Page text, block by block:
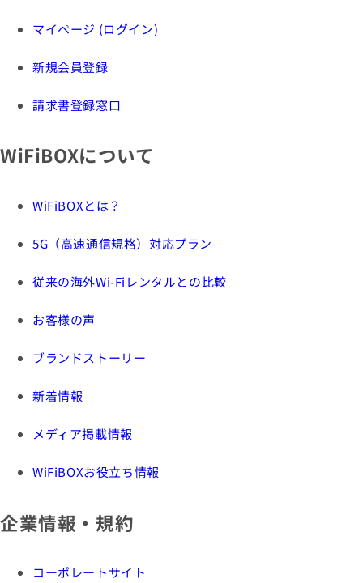
マイページ (ログイン)
新規会員登録
請求書登録窓口
WiFiBOXについて
WiFiBOXとは？
5G（高速通信規格）対応プラン
従来の海外Wi-Fiレンタルとの比較
お客様の声
ブランドストーリー
新着情報
メディア掲載情報
WiFiBOXお役立ち情報
企業情報・規約
コーポレートサイト